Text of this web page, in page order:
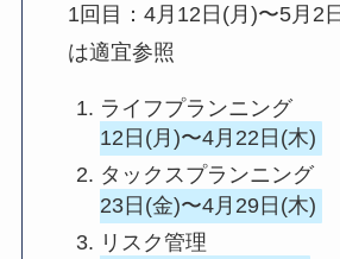
1回目：4月12日(月)〜5月2
は適宜参照
ライフプランニング
12日(月)〜4月22日(木)
タックスプランニン
23日(金)〜4月29日(木)
リスク管理 1